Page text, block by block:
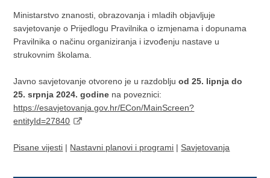
Ministarstvo znanosti, obrazovanja i mladih objavljuje
savjetovanje o Prijedlogu Pravilnika o izmjenama i dopunama
Pravilnika o načinu organiziranja i izvođenju nastave u
strukovnim školama.
Javno savjetovanje otvoreno je u razdobljuod 25. lipnja do
25. srpnja 2024. godine na poveznici:
https://esavjetovanja.gov.hr/ECon/MainScreen?
entityId=27840
Pisane vijesti | Nastavni planovi i programi | Savjetovanja